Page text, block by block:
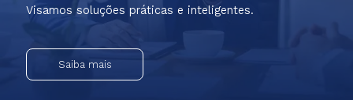
Visamos soluções práticas e inteligentes.
Saiba mais